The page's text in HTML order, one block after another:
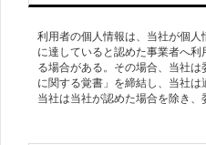
利用者の個人情報は、当社が個
に達していると認めた事業者へ
る場合がある。その場合、当社
に関する覚書」を締結し、当社は